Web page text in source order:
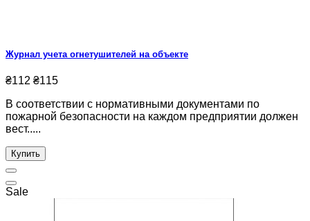
Журнал учета огнетушителей на объекте
₴112 ₴115
В соответствии с нормативными документами по
пожарной безопасности на каждом предприятии должен
вест.....
Купить
Sale